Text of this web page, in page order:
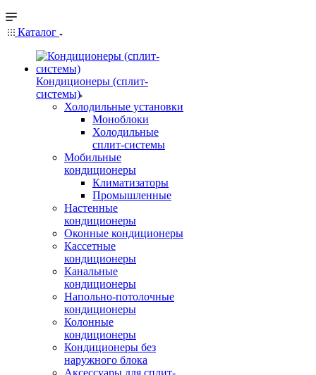
Каталог
Кондиционеры (сплит-
системы)
Холодильные установки
Моноблоки
Холодильные
сплит-системы
Мобильные
кондиционеры
Климатизаторы
Промышленные
Настенные
кондиционеры
Оконные кондиционеры
Кассетные
кондиционеры
Канальные
кондиционеры
Напольно-потолочные
кондиционеры
Колонные
кондиционеры
Кондиционеры без
наружного блока
Аксессуары для сплит-